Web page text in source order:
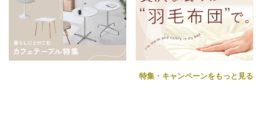
特集・キャンペーンをもっと見る